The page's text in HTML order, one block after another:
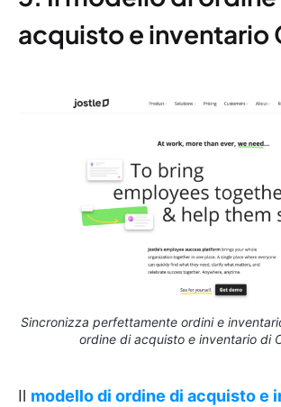
acquisto e inventario
Sincronizza perfettamente ordini e
ordine di acquisto e inventario di
Il modello di ordine di acquisto e